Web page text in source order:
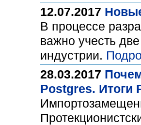
12.07.2017
В процессе
важно учесть
индустрии.
28.03.2017
Postgres. Итоги